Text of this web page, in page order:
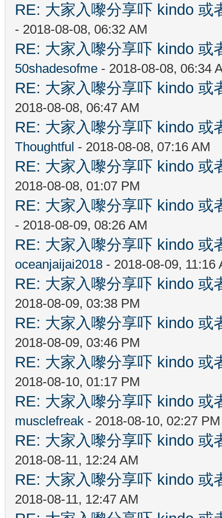
RE: 大家入嚟分享吓 kindo 或
- 2018-08-08, 06:32 AM
RE: 大家入嚟分享吓 kindo 或
50shadesofme - 2018-08-08, 06:34
RE: 大家入嚟分享吓 kindo 或
2018-08-08, 06:47 AM
RE: 大家入嚟分享吓 kindo 或
Thoughtful - 2018-08-08, 07:16 AM
RE: 大家入嚟分享吓 kindo 或
2018-08-08, 01:07 PM
RE: 大家入嚟分享吓 kindo 或
- 2018-08-09, 08:26 AM
RE: 大家入嚟分享吓 kindo 或
oceanjaijai2018 - 2018-08-09, 11:16
RE: 大家入嚟分享吓 kindo 或
2018-08-09, 03:38 PM
RE: 大家入嚟分享吓 kindo 或
2018-08-09, 03:46 PM
RE: 大家入嚟分享吓 kindo 或
2018-08-10, 01:17 PM
RE: 大家入嚟分享吓 kindo 或
musclefreak - 2018-08-10, 02:27 PM
RE: 大家入嚟分享吓 kindo 或
2018-08-11, 12:24 AM
RE: 大家入嚟分享吓 kindo 或
2018-08-11, 12:47 AM